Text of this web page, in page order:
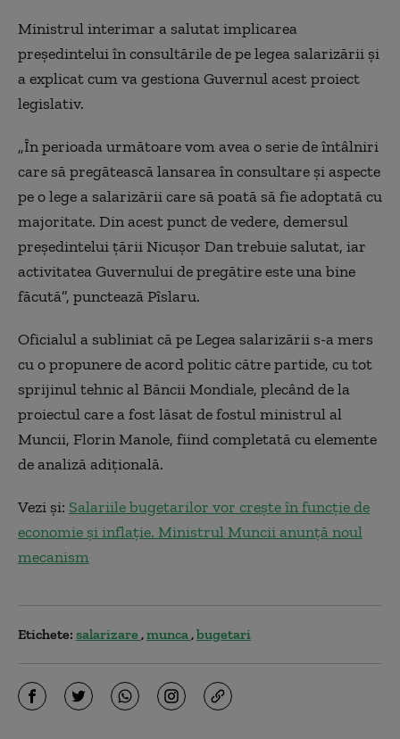
Ministrul interimar a salutat implicarea
preşedintelui în consultările de pe legea salarizării și
a explicat cum va gestiona Guvernul acest proiect
legislativ.
„În perioada următoare vom avea o serie de întâlniri
care să pregătească lansarea în consultare şi aspecte
pe o lege a salarizării care să poată să fie adoptată cu
majoritate. Din acest punct de vedere, demersul
preşedintelui ţării Nicuşor Dan trebuie salutat, iar
activitatea Guvernului de pregătire este una bine
făcută”, punctează Pîslaru.
Oficialul a subliniat că pe Legea salarizării s-a mers
cu o propunere de acord politic către partide, cu tot
sprijinul tehnic al Băncii Mondiale, plecând de la
proiectul care a fost lăsat de fostul ministrul al
Muncii, Florin Manole, fiind completată cu elemente
de analiză adiţională.
Vezi și: Salariile bugetarilor vor crește în funcție de
economie și inflație. Ministrul Muncii anunță noul
mecanism
Etichete: salarizare munca bugetari